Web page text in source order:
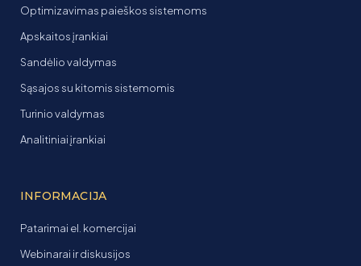
Optimizavimas paieškos sistemoms
Apskaitos įrankiai
Sandėlio valdymas
Sąsajos su kitomis sistemomis
Turinio valdymas
Analitiniai įrankiai
INFORMACIJA
Patarimai el. komercijai
Webinarai ir diskusijos